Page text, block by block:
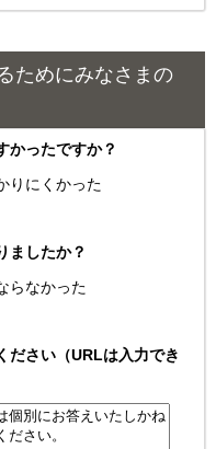
ためにみなさまの
かったですか？
りにくかった
ましたか？
らなかった
ださい（URLは入力でき